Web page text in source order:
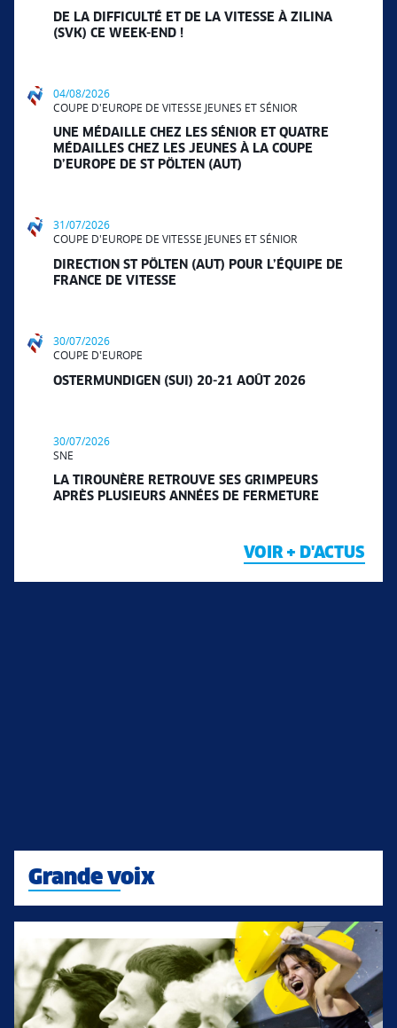
DE LA DIFFICULTÉ ET DE LA VITESSE À ZILINA
(SVK) CE WEEK-END !
04/08/2026
COUPE D'EUROPE DE VITESSE JEUNES ET SÉNIOR
UNE MÉDAILLE CHEZ LES SÉNIOR ET QUATRE
MÉDAILLES CHEZ LES JEUNES À LA COUPE
D’EUROPE DE ST PÖLTEN (AUT)
31/07/2026
COUPE D'EUROPE DE VITESSE JEUNES ET SÉNIOR
DIRECTION ST PÖLTEN (AUT) POUR L’ÉQUIPE DE
FRANCE DE VITESSE
30/07/2026
COUPE D'EUROPE
OSTERMUNDIGEN (SUI) 20-21 AOÛT 2026
30/07/2026
SNE
LA TIROUNÈRE RETROUVE SES GRIMPEURS
APRÈS PLUSIEURS ANNÉES DE FERMETURE
VOIR + D'ACTUS
Grande voix